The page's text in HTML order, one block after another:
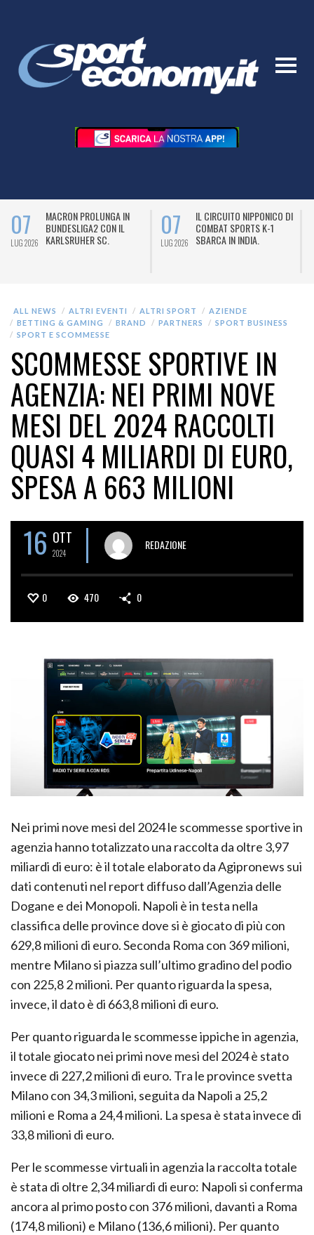
07
LUG 2026
MACRON PROLUNGA IN
BUNDESLIGA2 CON IL
KARLSRUHER SC.
07
LUG 2026
IL CIRCUITO NIPPONICO DI
COMBAT SPORTS K-1
SBARCA IN INDIA.
ALL NEWS ALTRI EVENTI ALTRI SPORT
AZIENDE
BETTING & GAMING
BRAND PARTNERS
SPORT BUSINESS
SPORT E SCOMMESSE
SCOMMESSE SPORTIVE IN
AGENZIA: NEI PRIMI NOVE
MESI DEL 2024 RACCOLTI
QUASI 4 MILIARDI DI EURO,
SPESA A 663 MILIONI
16 OTT
2024
REDAZIONE
0 470 0
Nei primi nove mesi del 2024 le scommesse sportive in
agenzia hanno totalizzato una raccolta da oltre 3,97
miliardi di euro: è il totale elaborato da Agipronews sui
dati contenuti nel report diffuso dall’Agenzia delle
Dogane e dei Monopoli. Napoli è in testa nella
classifica delle province dove si è giocato di più con
629,8 milioni di euro. Seconda Roma con 369 milioni,
mentre Milano si piazza sull’ultimo gradino del podio
con 225,8 2 milioni. Per quanto riguarda la spesa,
invece, il dato è di 663,8 milioni di euro.
Per quanto riguarda le scommesse ippiche in agenzia,
il totale giocato nei primi nove mesi del 2024 è stato
invece di 227,2 milioni di euro. Tra le province svetta
Milano con 34,3 milioni, seguita da Napoli a 25,2
milioni e Roma a 24,4 milioni. La spesa è stata invece di
33,8 milioni di euro.
Per le scommesse virtuali in agenzia la raccolta totale
è stata di oltre 2,34 miliardi di euro: Napoli si conferma
ancora al primo posto con 376 milioni, davanti a Roma
(174,8 milioni) e Milano (136,6 milioni). Per quanto